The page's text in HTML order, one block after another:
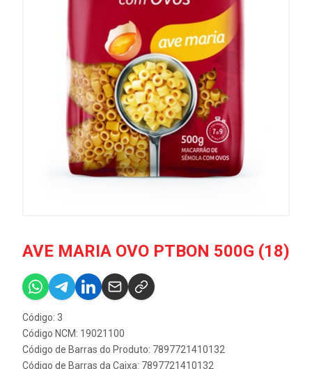
AVE MARIA OVO PTBON 500G (18)
Código: 3
Código NCM: 19021100
Código de Barras do Produto: 7897721410132
Código de Barras da Caixa: 7897721410132